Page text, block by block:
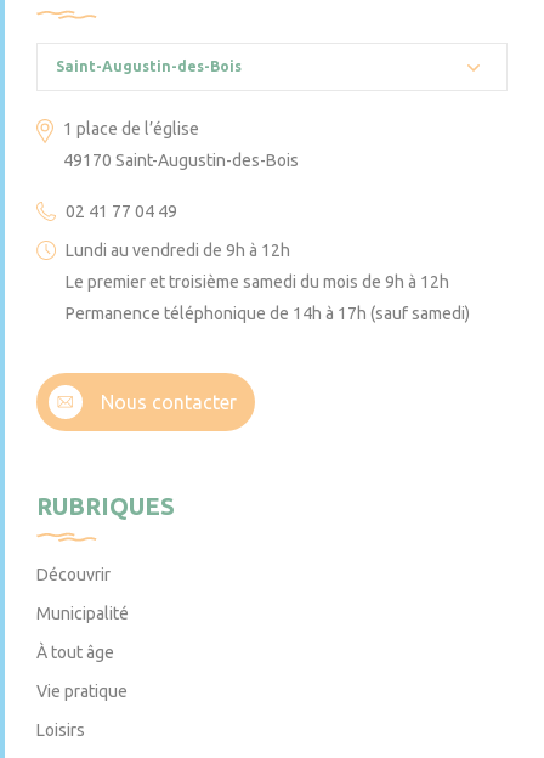
Saint-Augustin-des-Bois
1 place de l’église
49170 Saint-Augustin-des-Bois
02 41 77 04 49
Lundi au vendredi de 9h à 12h
Le premier et troisième samedi du mois de 9h à 12h
Permanence téléphonique de 14h à 17h (sauf samedi)
Nous contacter
RUBRIQUES
Découvrir
Municipalité
À tout âge
Vie pratique
Loisirs